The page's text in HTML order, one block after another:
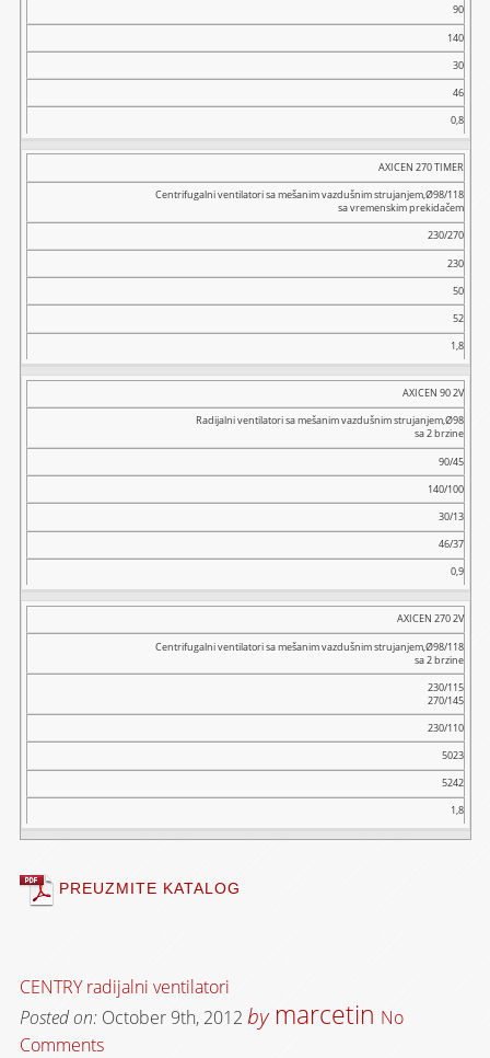
90
140
30
46
0,8
AXICEN 270 TIMER
Centrifugalni ventilatori sa mešanim vazdušnim strujanjem,Ø98/118
sa vremenskim prekidačem
230/270
230
50
52
1,8
AXICEN 90 2V
Radijalni ventilatori sa mešanim vazdušnim strujanjem,Ø98
sa 2 brzine
90/45
140/100
30/13
46/37
0,9
AXICEN 270 2V
Centrifugalni ventilatori sa mešanim vazdušnim strujanjem,Ø98/118
sa 2 brzine
230/115
270/145
230/110
5023
5242
1,8
PREUZMITE KATALOG
CENTRY radijalni ventilatori
Posted on: October 9th, 2012 by marcetin No
Comments